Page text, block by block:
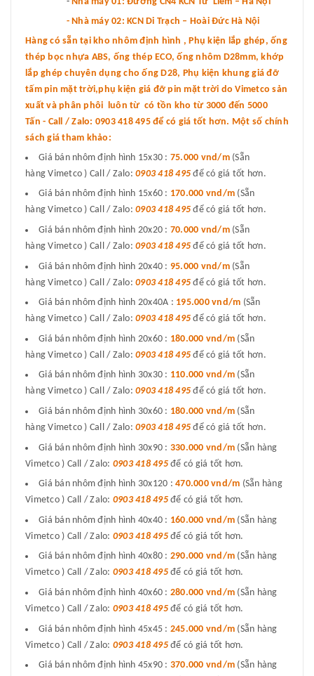
- Nhà máy 02: KCN Di Trạch – Hoài Đức Hà Nội
Hàng có sẵn tại kho nhôm định hình , Phụ kiện lắp ghép, ống
thép bọc nhựa ABS, ống thép ECO, ống nhôm D28mm, khớp
lắp ghép chuyên dụng cho ống D28, Phụ kiện khung giá đỡ
tấm pin mặt trời,phụ kiện giá đỡ pin mặt trời do Vimetco sản
xuất và phân phôi luôn từ có tồn kho từ 3000 đến 5000
Tấn - Call / Zalo: 0903 418 495 để có giá tốt hơn. Một số chính
sách giá tham khảo:
Giá bán nhôm định hình 15x30 : 75.000 vnd/m (Sẵn
hàng Vimetco ) Call / Zalo: 0903 418 495 để có giá tốt hơn.
Giá bán nhôm định hình 15x60 : 170.000 vnd/m (Sẵn
hàng Vimetco ) Call / Zalo: 0903 418 495 để có giá tốt hơn.
Giá bán nhôm định hình 20x20 : 70.000 vnd/m (Sẵn
hàng Vimetco ) Call / Zalo: 0903 418 495 để có giá tốt hơn.
Giá bán nhôm định hình 20x40 : 95.000 vnd/m (Sẵn
hàng Vimetco ) Call / Zalo: 0903 418 495 để có giá tốt hơn.
Giá bán nhôm định hình 20x40A : 195.000 vnd/m (Sẵn
hàng Vimetco ) Call / Zalo: 0903 418 495 để có giá tốt hơn.
Giá bán nhôm định hình 20x60 : 180.000 vnd/m (Sẵn
hàng Vimetco ) Call / Zalo: 0903 418 495 để có giá tốt hơn.
Giá bán nhôm định hình 30x30 : 110.000 vnd/m (Sẵn
hàng Vimetco ) Call / Zalo: 0903 418 495để có giá tốt hơn.
Giá bán nhôm định hình 30x60 : 180.000 vnd/m (Sẵn
hàng Vimetco ) Call / Zalo: 0903 418 495 để có giá tốt hơn.
Giá bán nhôm định hình 30x90 : 330.000 vnd/m (Sẵn hàng
Vimetco ) Call / Zalo: 0903 418 495 để có giá tốt hơn.
Giá bán nhôm định hình 30x120 : 470.000 vnd/m (Sẵn hàng
Vimetco ) Call / Zalo: 0903 418 495để có giá tốt hơn.
Giá bán nhôm định hình 40x40 : 160.000 vnd/m (Sẵn hàng
Vimetco ) Call / Zalo: 0903 418 495để có giá tốt hơn.
Giá bán nhôm định hình 40x80 : 290.000 vnd/m (Sẵn hàng
Vimetco ) Call / Zalo: 0903 418 495để có giá tốt hơn.
Giá bán nhôm định hình 40x60 : 280.000 vnd/m (Sẵn hàng
Vimetco ) Call / Zalo: 0903 418 495để có giá tốt hơn.
Giá bán nhôm định hình 45x45 : 245.000 vnd/m (Sẵn hàng
Vimetco ) Call / Zalo: 0903 418 495 để có giá tốt hơn.
Giá bán nhôm định hình 45x90 : 370.000 vnd/m (Sẵn hàng